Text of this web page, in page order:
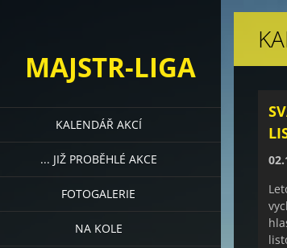
MAJSTR-LIGA
KALENDÁŘ AKCÍ
... JIŽ PROBĚHLÉ AKCE
FOTOGALERIE
NA KOLE